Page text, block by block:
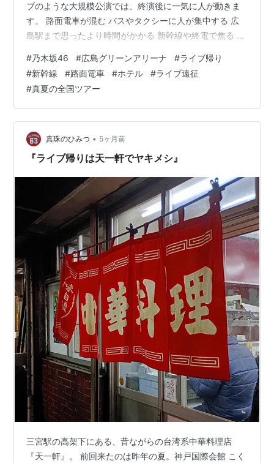
ブのような大規模公演では、終演後に一気に人が動きま
す。 路面電車が混む バスやタクシーに人が集中する 広
島駅まで思ったより時間がかかる 新幹線や終電で焦る ホ
です。 結論：広島グリーンアリーナのライブ帰りは、遠
征組ほど余裕を持った行動が必要です。新幹線や終電が
不安な人は、無理に当日帰りせず、広島駅周辺や紙屋
町・本通周辺のホテル泊も検討した方が安心です。 広島
遠征はホテル確保がかなり大事です ライブ後に広島駅ま
で戻るだけでも意外と疲れます。新…
#乃木坂46 #広島グリーンアリーナ #ライブ帰り
#新幹線 #路面電車 #ホテル #ライブ遠征
#真夏の全国ツアー
真珠のひみつ • 5ヶ月前
『ライブ帰りは天一軒でヤキメシ』
三宮駅の高架下にある、昔ながらの台湾系中華料理店
『天一軒』。 前回来たのは昨年の夏。神戸国際会館 こく